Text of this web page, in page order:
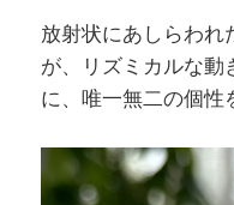
放射状にあしらわれ
が、リズミカルな動
に、唯一無二の個性